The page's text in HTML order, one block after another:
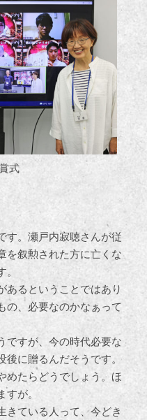
式
す。瀬戸内寂聴さんが従
を叙勲された方に亡くな
あるということではあり
の、必要なのかなぁって
ですが、今の時代必要な
後に贈るんだそうです。
めたらどうでしょう。ほ
が。
きている人って、今どき